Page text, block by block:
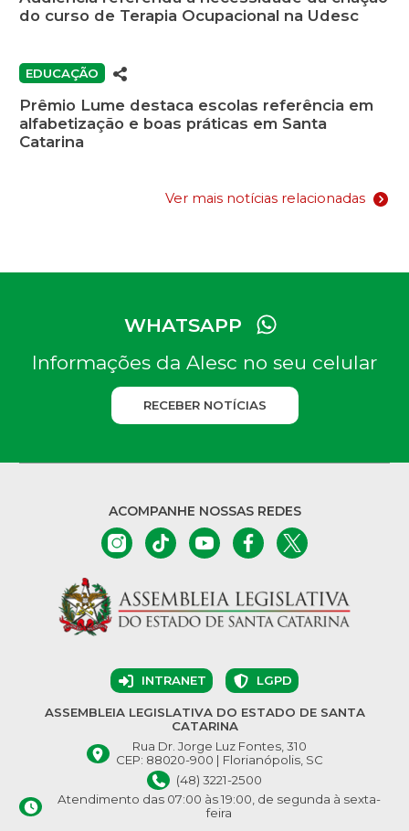
do curso de Terapia Ocupacional na Udesc
EDUCAÇÃO
Prêmio Lume destaca escolas referência em
alfabetização e boas práticas em Santa
Catarina
Ver mais notícias relacionadas
WHATSAPP
Informações da Alesc no seu celular
RECEBER NOTÍCIAS
ACOMPANHE NOSSAS REDES
INTRANET LGPD
ASSEMBLEIA LEGISLATIVA DO ESTADO DE SANTA
CATARINA
Rua Dr. Jorge Luz Fontes, 310
CEP: 88020-900 | Florianópolis, SC
(48) 3221-2500
Atendimento das 07:00 às 19:00, de segunda à sexta-
feira